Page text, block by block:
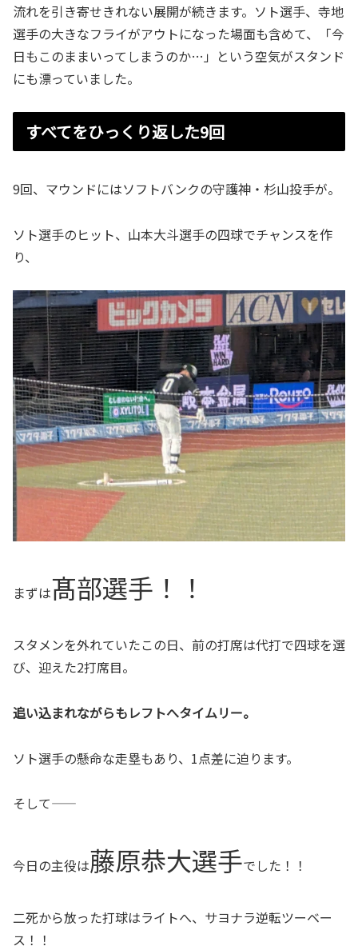
流れを引き寄せきれない展開が続きます。ソト選手、寺地
選手の大きなフライがアウトになった場面も含めて、「今
日もこのままいってしまうのか…」という空気がスタンド
にも漂っていました。
すべてをひっくり返した9回
9回、マウンドにはソフトバンクの守護神・杉山投手が。
ソト選手のヒット、山本大斗選手の四球でチャンスを作
り、
まずは髙部選手！！
スタメンを外れていたこの日、前の打席は代打で四球を選
び、迎えた2打席目。
追い込まれながらもレフトへタイムリー。
ソト選手の懸命な走塁もあり、1点差に迫ります。
そして——
今日の主役は藤原恭大選手でした！！
二死から放った打球はライトへ、サヨナラ逆転ツーベー
ス！！